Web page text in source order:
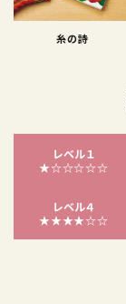
糸の詩
レベル１
★☆☆☆☆☆
レベル４
★★★★☆☆